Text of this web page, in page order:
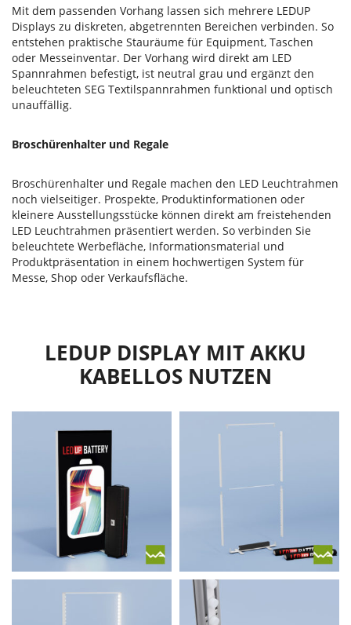
Mit dem passenden Vorhang lassen sich mehrere LEDUP
Displays zu diskreten, abgetrennten Bereichen verbinden. So
entstehen praktische Stauräume für Equipment, Taschen
oder Messeinventar. Der Vorhang wird direkt am LED
Spannrahmen befestigt, ist neutral grau und ergänzt den
beleuchteten SEG Textilspannrahmen funktional und optisch
unauffällig.
Broschürenhalter und Regale
Broschürenhalter und Regale machen den LED Leuchtrahmen
noch vielseitiger. Prospekte, Produktinformationen oder
kleinere Ausstellungsstücke können direkt am freistehenden
LED Leuchtrahmen präsentiert werden. So verbinden Sie
beleuchtete Werbefläche, Informationsmaterial und
Produktpräsentation in einem hochwertigen System für
Messe, Shop oder Verkaufsfläche.
LEDUP DISPLAY MIT AKKU
KABELLOS NUTZEN